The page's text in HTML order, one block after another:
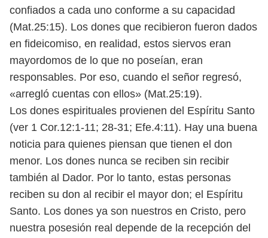
confiados a cada uno conforme a su capacidad
(Mat.25:15). Los dones que recibieron fueron dados
en fideicomiso, en realidad, estos siervos eran
mayordomos de lo que no poseían, eran
responsables. Por eso, cuando el señor regresó,
«arregló cuentas con ellos» (Mat.25:19).
Los dones espirituales provienen del Espíritu Santo
(ver 1 Cor.12:1-11; 28-31; Efe.4:11). Hay una buena
noticia para quienes piensan que tienen el don
menor. Los dones nunca se reciben sin recibir
también al Dador. Por lo tanto, estas personas
reciben su don al recibir el mayor don; el Espíritu
Santo. Los dones ya son nuestros en Cristo, pero
nuestra posesión real depende de la recepción del